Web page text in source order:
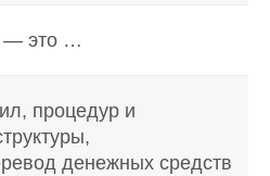
— это …
процедур и
денежных средств